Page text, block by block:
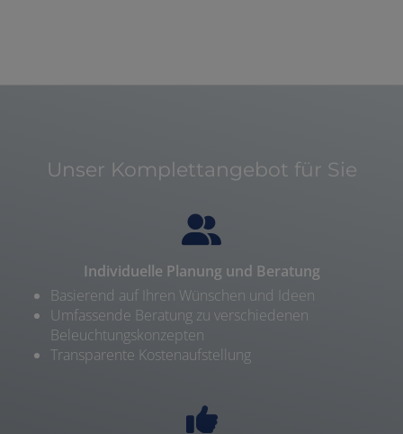
Unser Komplettangebot für Sie
Individuelle Planung und Beratung
Basierend auf Ihren Wünschen und Ideen
Umfassende Beratung zu verschiedenen
Beleuchtungskonzepten
Transparente Kostenaufstellung